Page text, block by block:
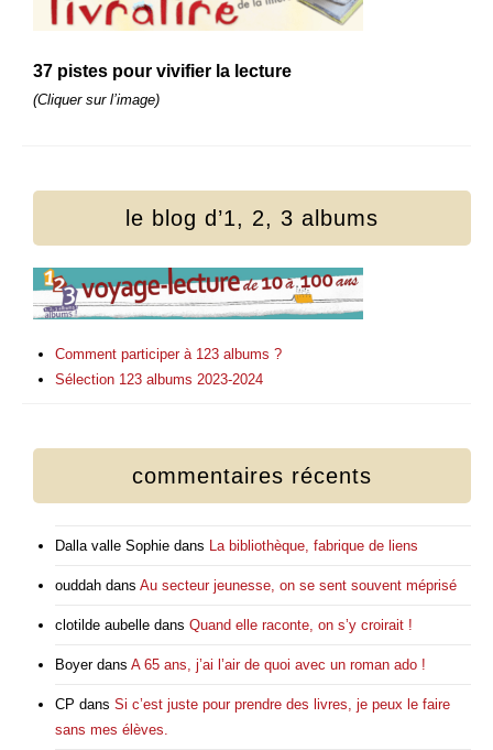
37 pistes pour vivifier la lecture
(Cliquer sur l’image)
le blog d’1, 2, 3 albums
Comment participer à 123 albums ?
Sélection 123 albums 2023-2024
commentaires récents
Dalla valle Sophie dans La bibliothèque, fabrique de liens
ouddah dans Au secteur jeunesse, on se sent souvent méprisé
clotilde aubelle dans Quand elle raconte, on s’y croirait !
Boyerdans A 65 ans, j’ai l’air de quoi avec un roman ado !
CP dans Si c’est juste pour prendre des livres, je peux le faire
sans mes élèves.